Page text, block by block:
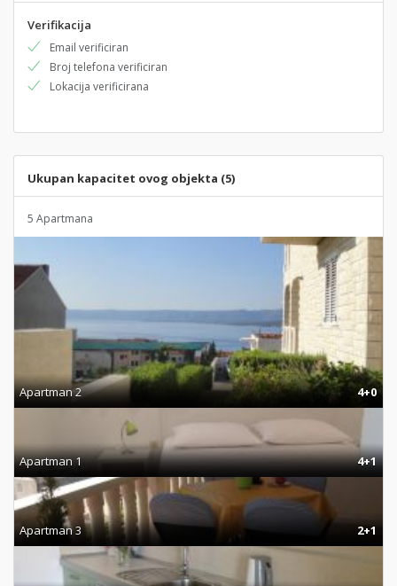
Verifikacija
Email verificiran
Broj telefona verificiran
Lokacija verificirana
Ukupan kapacitet ovog objekta (5)
5 Apartmana
Apartman 2 4+0
Apartman 1 4+1
Apartman 3 2+1